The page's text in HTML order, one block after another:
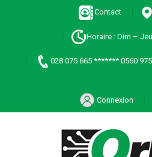
Contact
Horaire : Dim –
028 075 665 ******* 0560
Connexion